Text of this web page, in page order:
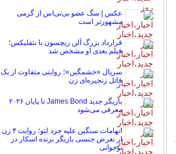
عکس | سگ عضو بی‌تی‌اس از گرمی
مشهورتر است
قرارداد بزرگ آلن ریچسون با نتفلیکس؛
فیلم بعدی او مشخص شد
سریال «خشمگین»؛ روایتی متفاوت از یک
قاتل زنجیره‌ای زن
بازیگر جدید James Bond تا پایان ۲۰۲۶
معرفی می‌شود
اتهامات سنگین علیه جرد لتو؛ روایت ۴ زن
از تعرض جنسی بازیگر برنده اسکار در
نوجوانی